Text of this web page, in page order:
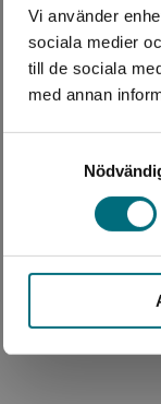
Vi använder
sociala medier
till de sociala
med annan